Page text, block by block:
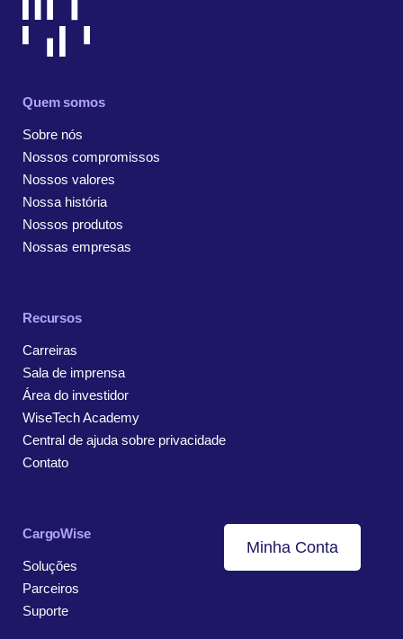
Quem somos
Sobre nós
Nossos compromissos
Nossos valores
Nossa história
Nossos produtos
Nossas empresas
Recursos
Carreiras
Sala de imprensa
Área do investidor
WiseTech Academy
Central de ajuda sobre privacidade
Contato
CargoWise
Soluções
Parceiros
Suporte
Minha Conta